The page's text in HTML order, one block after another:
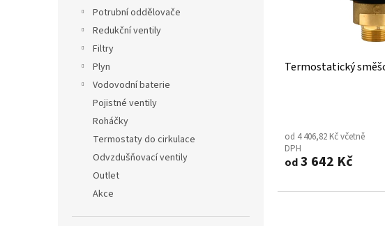
Potrubní oddělovače
Redukční ventily
Filtry
Plyn
Vodovodní baterie
Pojistné ventily
Roháčky
Termostaty do cirkulace
Odvzdušňovací ventily
Outlet
Akce
Termostatický
od 4 406,82 Kč včetně
DPH
od3 642 Kč